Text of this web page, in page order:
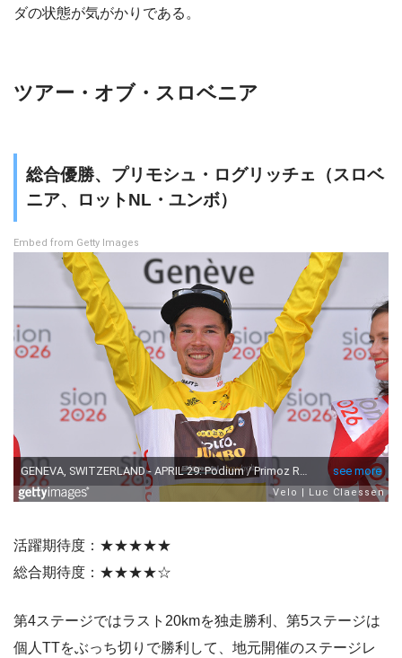
ダの状態が気がかりである。
ツアー・オブ・スロベニア
総合優勝、プリモシュ・ログリッチェ（スロベ
ニア、ロットNL・ユンボ）
Embed from Getty Images
活躍期待度：★★★★★
総合期待度：★★★★☆
第4ステージではラスト20kmを独走勝利、第5ステージは
個人TTをぶっち切りで勝利して、地元開催のステージレ